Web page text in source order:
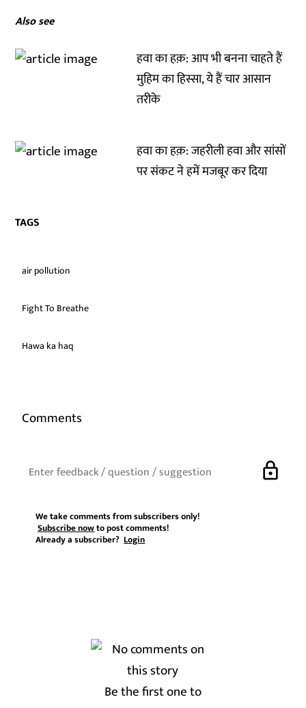
Also see
हवा का हक़: आप भी बनना चाहते हैं
मुहिम का हिस्सा, ये हैं चार आसान
तरीके
हवा का हक़: जहरीली हवा और सांसों
पर संकट ने हमें मजबूर कर दिया
TAGS
air pollution
Fight To Breathe
Hawa ka haq
Comments
lock
We take comments from subscribers only!
Subscribe nowto post comments!
Already a subscriber?Login
Be the first one to